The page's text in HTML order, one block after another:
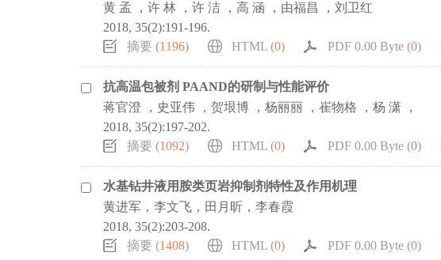
黄 孟 ，许 林 ，许 洁 ，高 涵 ，由福昌 ，刘卫红
2018, 35(2):191-196.
摘要 (1196) HTML (0) PDF 0.00 Byte (0)
抗高温包被剂 PAAND的研制与性能评价
蒋官澄 ，史亚伟 ，贺垠博 ，杨丽丽 ，崔物格 ，杨 潇 ，
2018, 35(2):197-202.
摘要 (1092) HTML (0) PDF 0.00 Byte (0)
水基钻井液用胺类页岩抑制剂特性及作用机理
黄进军，李文飞，田月昕，李春霞
2018, 35(2):203-208.
摘要 (1408) HTML (0) PDF 0.00 Byte (0)